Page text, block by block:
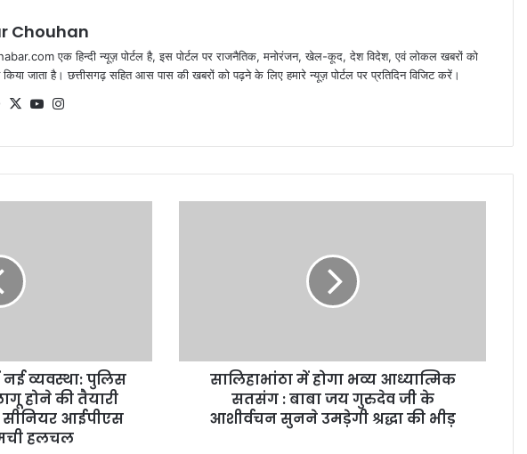
Chouhan
एक हिन्दी न्यूज़ पोर्टल है, इस पोर्टल पर राजनैतिक, मनोरंजन, खेल-कूद, देश विदेश, एवं लोकल खबरों को
किया जाता है। छत्तीसगढ़ सहित आस पास की खबरों को पढ़ने के लिए हमारे न्यूज़ पोर्टल पर प्रतिदिन विजिट करें।
Facebook
X YouTube
व्यवस्था: पुलिस
होने की तैयारी
आईपीएस
मची हलचल
सालिहाभांठा में होगा भव्य आध्यात्मिक
सतसंग : बाबा जय गुरुदेव जी के
आशीर्वचन सुनने उमड़ेगी श्रद्धा की भीड़